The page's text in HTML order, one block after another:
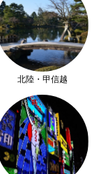
北陸・甲信越